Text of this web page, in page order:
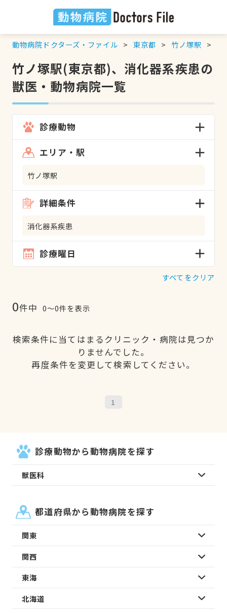
動物病院ドクターズ・ファイル 東京都 竹ノ塚駅
竹ノ塚駅(東京都)、消化器系疾患の
獣医・動物病院一覧
診療動物
エリア・駅
竹ノ塚駅
詳細条件
消化器系疾患
診療曜日
すべてをクリア
0件中 0〜0件を表示
検索条件に当てはまるクリニック・病院は見つか
りませんでした。
再度条件を変更して検索してください。
1
診療動物から動物病院を探す
獣医科
都道府県から動物病院を探す
関東
関西
東海
北海道